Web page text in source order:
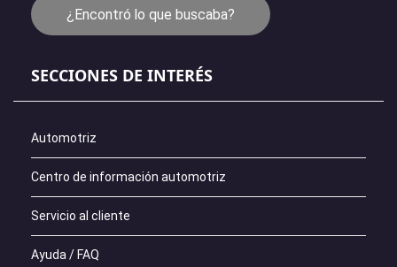
¿Encontró lo que buscaba?
SECCIONES DE INTERÉS
Automotriz
Centro de información automotriz
Servicio al cliente
Ayuda / FAQ